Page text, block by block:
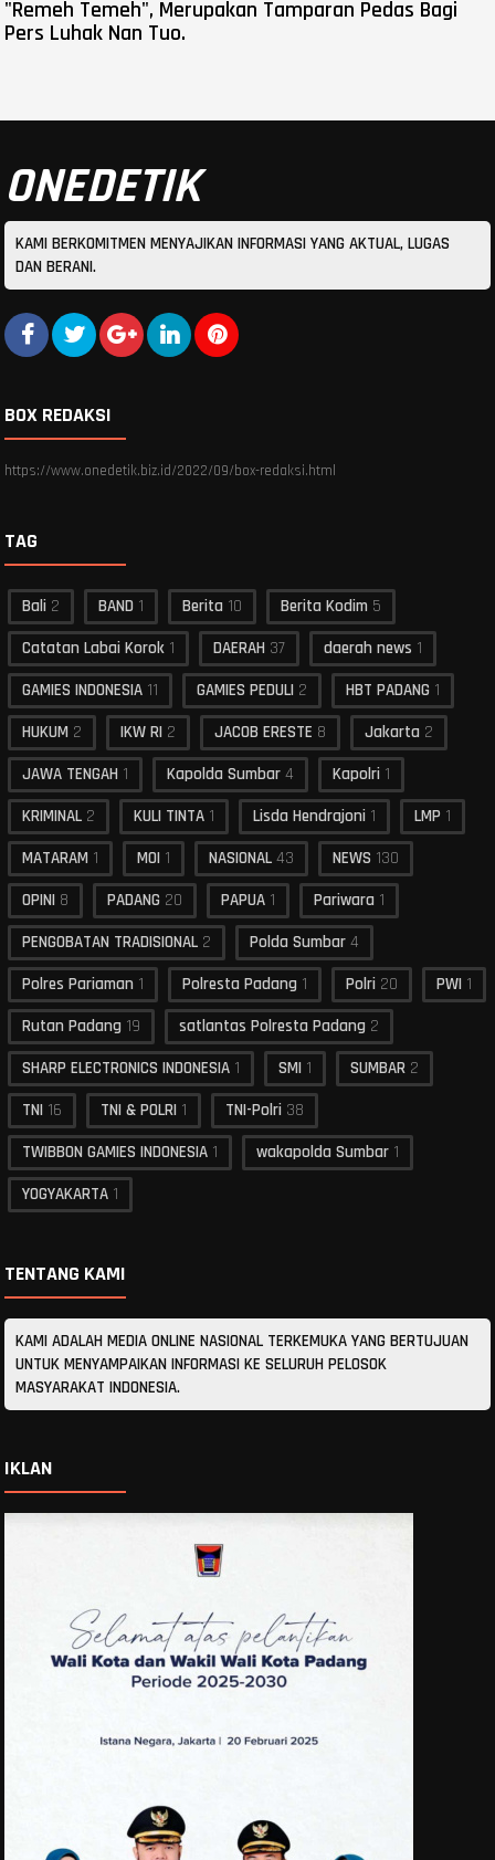
"Remeh Temeh", Merupakan Tamparan Pedas Bagi
Pers Luhak Nan Tuo.
ONEDETIK
KAMI BERKOMITMEN MENYAJIKAN INFORMASI YANG AKTUAL, LUGAS
DAN BERANI.
BOX REDAKSI
https://www.onedetik.biz.id/2022/09/box-redaksi.html
TAG
Bali 2 BAND 1 Berita 10 Berita Kodim 5
Catatan Labai Korok 1 DAERAH 37 daerah news 1
GAMIES INDONESIA 11 GAMIES PEDULI 2 HBT PADANG 1
HUKUM 2 IKW RI 2 JACOB ERESTE 8 Jakarta 2
JAWA TENGAH 1 Kapolda Sumbar 4 Kapolri 1
KRIMINAL 2 KULI TINTA 1 Lisda Hendrajoni 1 LMP 1
MATARAM 1 MOI 1 NASIONAL 43 NEWS 130
OPINI 8 PADANG 20 PAPUA 1 Pariwara 1
PENGOBATAN TRADISIONAL 2 Polda Sumbar 4
Polres Pariaman 1 Polresta Padang 1 Polri 20 PWI 1
Rutan Padang 19 satlantas Polresta Padang 2
SHARP ELECTRONICS INDONESIA 1 SMI 1 SUMBAR 2
TNI 16 TNI & POLRI 1 TNI-Polri 38
TWIBBON GAMIES INDONESIA 1 wakapolda Sumbar 1
YOGYAKARTA 1
TENTANG KAMI
KAMI ADALAH MEDIA ONLINE NASIONAL TERKEMUKA YANG BERTUJUAN
UNTUK MENYAMPAIKAN INFORMASI KE SELURUH PELOSOK
MASYARAKAT INDONESIA.
IKLAN